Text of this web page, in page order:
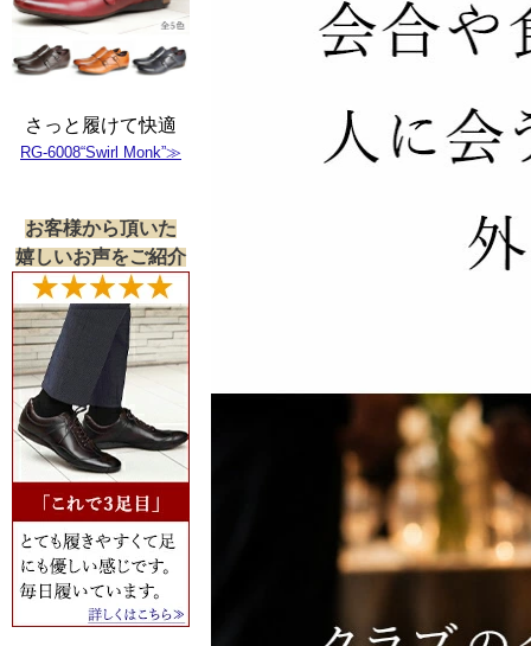
さっと履けて快適
RG-6008“Swirl Monk”≫
お客様から頂いた
嬉しいお声をご紹介